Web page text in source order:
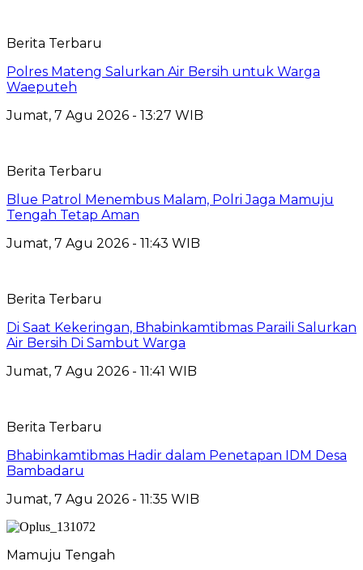
Berita Terbaru
Polres Mateng Salurkan Air Bersih untuk Warga
Waeputeh
Jumat, 7 Agu 2026 - 13:27 WIB
Berita Terbaru
Blue Patrol Menembus Malam, Polri Jaga Mamuju
Tengah Tetap Aman
Jumat, 7 Agu 2026 - 11:43 WIB
Berita Terbaru
Di Saat Kekeringan, Bhabinkamtibmas Paraili Salurkan
Air Bersih Di Sambut Warga
Jumat, 7 Agu 2026 - 11:41 WIB
Berita Terbaru
Bhabinkamtibmas Hadir dalam Penetapan IDM Desa
Bambadaru
Jumat, 7 Agu 2026 - 11:35 WIB
Mamuju Tengah